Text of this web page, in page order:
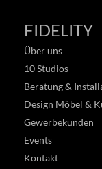
FIDELITY
Über uns
10 Studios
Beratung &
Design Möbel &
Gewerbekunden
Events
Kontakt